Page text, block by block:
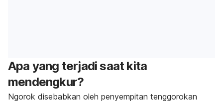
Apa yang terjadi saat kita
mendengkur?
Ngorok disebabkan oleh penyempitan tenggorokan